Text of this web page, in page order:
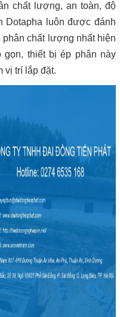
chất lượng, an toàn, độ
Dotapha luôn được đánh
chất lượng nhất hiện
thiết bị ép phân này
vị trí lắp đặt.